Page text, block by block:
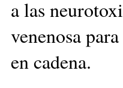
a las
venenosa
en cadena.